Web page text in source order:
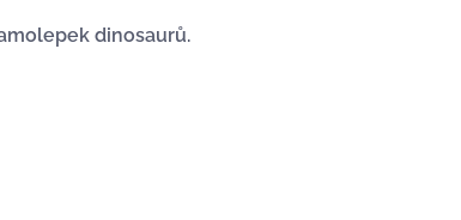
dinosaurů.